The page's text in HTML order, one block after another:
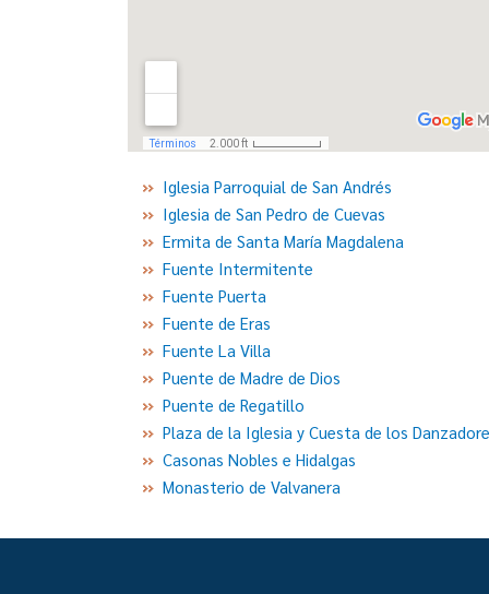
Iglesia Parroquial de San Andrés
Iglesia de San Pedro de Cuevas
Ermita de Santa María Magdalena
Fuente Intermitente
Fuente Puerta
Fuente de Eras
Fuente La Villa
Puente de Madre de Dios
Puente de Regatillo
Plaza de la Iglesia y Cuesta de los
Casonas Nobles e Hidalgas
Monasterio de Valvanera